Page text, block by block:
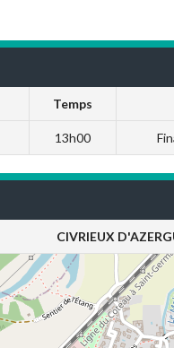
Temps
13h00
CIVRIEUX